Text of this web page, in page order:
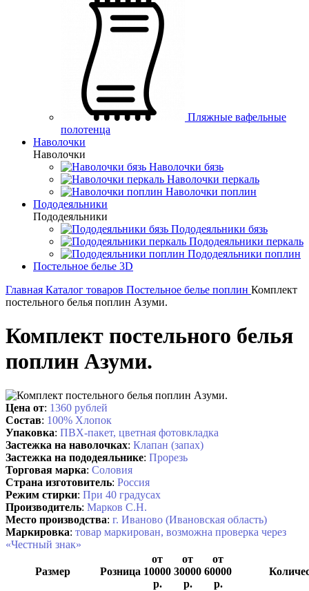
Пляжные вафельные
полотенца
Наволочки
Наволочки
Наволочки бязь
Наволочки перкаль
Наволочки поплин
Пододеяльники
Пододеяльники
Пододеяльники бязь
Пододеяльники перкаль
Пододеяльники поплин
Постельное белье 3D
Главная Каталог товаров Постельное белье поплин Комплект
постельного белья поплин Азуми.
Комплект постельного белья
поплин Азуми.
Цена от: 1360 рублей
Состав: 100% Хлопок
Упаковка: ПВХ-пакет, цветная фотовкладка
Застежка на наволочках: Клапан (запах)
Застежка на пододеяльнике: Прорезь
Торговая марка: Соловия
Страна изготовитель: Россия
Режим стирки: При 40 градусах
Производитель: Марков С.Н.
Место производства: г. Иваново (Ивановская область)
Маркировка: товар маркирован, возможна проверка через
«Честный знак»
Размер Розница
от
10000
р.
от
30000
р.
от
60000
р.